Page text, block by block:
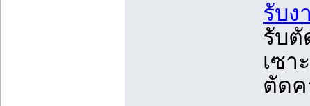
รับง
รับตั
เซา
ตัด